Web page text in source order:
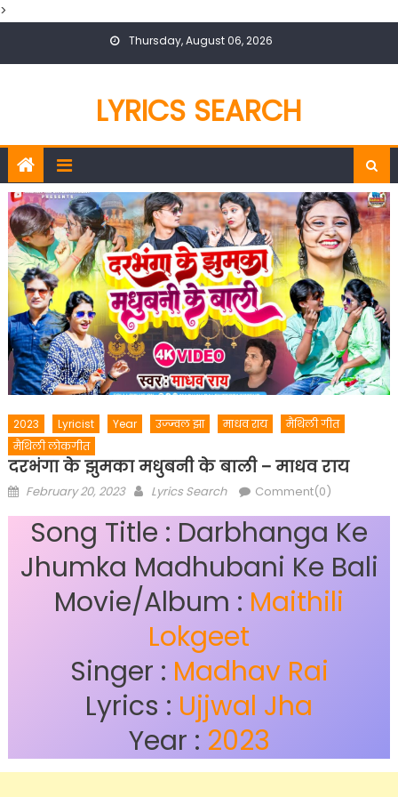
>
Thursday, August 06, 2026
LYRICS SEARCH
2023 Lyricist Year उज्ज्वल झा माधव राय
मैथिली गीत
मैथिली लोकगीत
दरभंगा के झुमका मधुबनी के बाली – माधव राय
Posted
February 20, 2023 Author
Lyrics Search Comment(0)
Song Title : Darbhanga Ke
Jhumka Madhubani Ke Bali
Movie/Album : Maithili
Lokgeet
Singer : Madhav Rai
Lyrics : Ujjwal Jha
Year : 2023